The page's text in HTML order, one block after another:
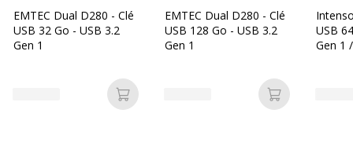
Catégorie de couleur Noir
Quantité incluse
EMTEC Dual D280 - Clé
USB 32 Go - USB 3.2
Gen 1
Ajouter au panier
EMTEC Dual D280 - Clé
USB 128 Go - USB 3.2
Gen 1
Ajouter au
USB
Gen 1